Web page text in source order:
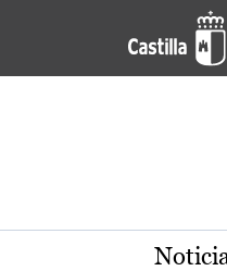
Pasar al contenido principal
Actualidad